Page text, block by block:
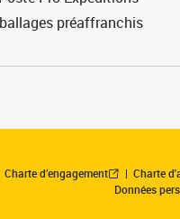
préaffranchis
Charte d’engagement Charte
Données